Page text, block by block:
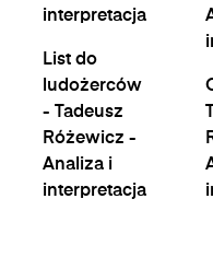
interpretacja
List do
ludożerców
- Tadeusz
Różewicz -
Analiza i
interpretacja